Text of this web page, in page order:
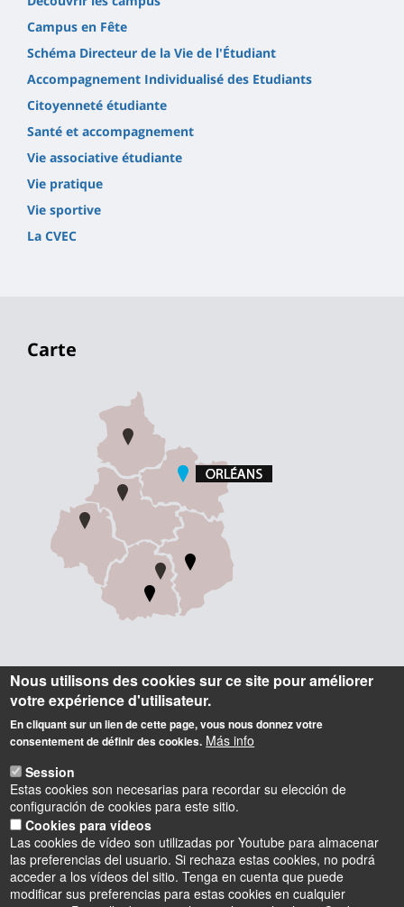
Campus en Fête
Schéma Directeur de la Vie de l'Étudiant
Accompagnement Individualisé des Etudiants
Citoyenneté étudiante
Santé et accompagnement
Vie associative étudiante
Vie pratique
Vie sportive
La CVEC
Carte
Informations
Contact
Accueil
Tel. : +33 (0) 2 38 41 71 71
Adresse postale
Château de la Source
Avenue du Parc Floral
BP 6749
45067 Orléans Cedex 2 - France
Nous utilisons des cookies sur ce site pour améliorer
votre expérience d'utilisateur.
En cliquant sur un lien de cette page, vous nous donnez votre
consentement de définir des cookies. Más info
Session
Estas cookies son necesarias para recordar su elección de
configuración de cookies para este sitio.
Cookies para vídeos
Las cookies de vídeo son utilizadas por Youtube para almacenar
las preferencias del usuario. Si rechaza estas cookies, no podrá
acceder a los vídeos del sitio. Tenga en cuenta que puede
modificar sus preferencias para estas cookies en cualquier